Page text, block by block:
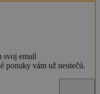
svoj email
ponuky vám už neutečú.